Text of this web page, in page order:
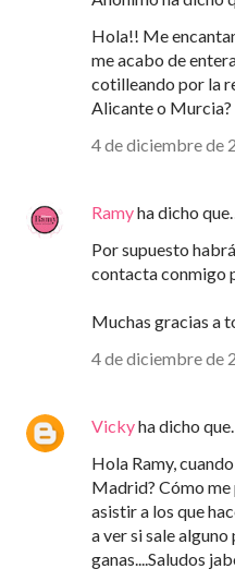
Hola!! Me
me acabo de
cotilleando por la
Alicante o Murcia?
4 de diciembre de
Ramyha dicho
Por supuesto
contacta conmigo
Muchas gracias a
4 de diciembre de
Vickyha dicho
Hola Ramy,
Madrid? Cómo
asistir a los que
a ver si sale
ganas....Saludos